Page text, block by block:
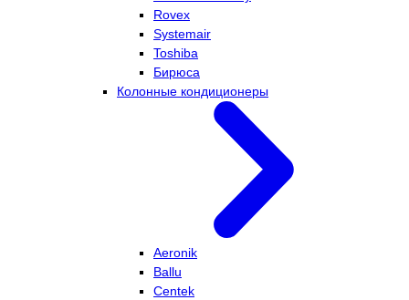
Rovex
Systemair
Toshiba
Бирюса
Колонные кондиционеры
Aeronik
Ballu
Centek